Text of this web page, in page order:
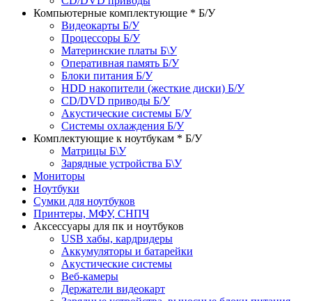
Компьютерные комплектующие * Б/У
Видеокарты Б/У
Процессоры Б/У
Материнские платы Б\У
Оперативная память Б/У
Блоки питания Б/У
HDD накопители (жесткие диски) Б/У
CD/DVD приводы Б/У
Акустические системы Б/У
Системы охлаждения Б/У
Комплектующие к ноутбукам * Б/У
Матрицы Б\У
Зарядные устройства Б\У
Мониторы
Ноутбуки
Сумки для ноутбуков
Принтеры, МФУ, СНПЧ
Аксессуары для пк и ноутбуков
USB хабы, кардридеры
Аккумуляторы и батарейки
Акустические системы
Веб-камеры
Держатели видеокарт